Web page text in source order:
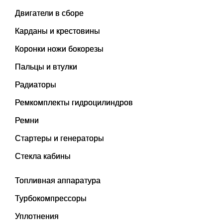
Двигатели в сборе
Карданы и крестовины
Коронки ножи бокорезы
Пальцы и втулки
Радиаторы
Ремкомплекты гидроцилиндров
Ремни
Стартеры и генераторы
Стекла кабины
Топливная аппаратура
Турбокомпрессоры
Уплотнения